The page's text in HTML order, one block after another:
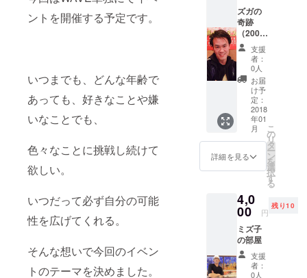
ントを開催する予定です。
いつまでも、どんな年齢で
あっても、好きなことや嫌
いなことでも、
色々なことに挑戦し続けて
欲しい。
いつだって必ず自分の可能
性を広げてくれる。
そんな想いで今回のイベン
トのテーマを決めました。
ズガの
奇跡
（2000
円リ
ター
ン 実
質1000
支援
者：
0人
お届
け予
定：
2018
年01
月
詳細を見る
こ
の
リ
タ
ー
ン
を
選
択
す
る
4,0
00 円
残り10
ミズ子
の部屋
支援
者：
0人